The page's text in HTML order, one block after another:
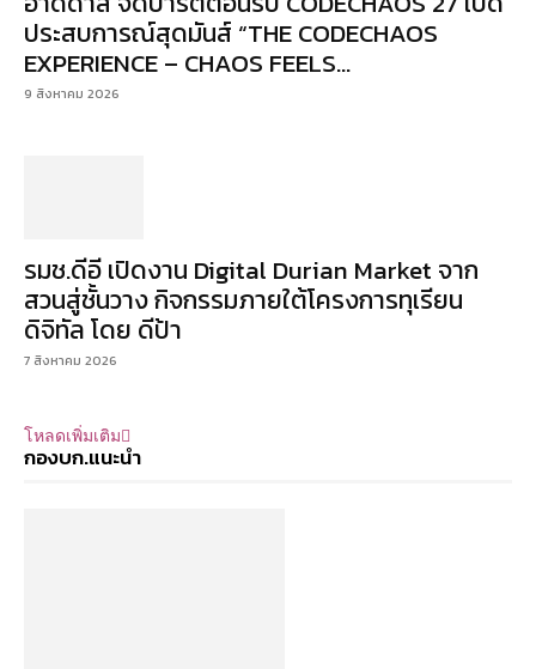
ประสบการณ์สุดมันส์ “THE CODECHAOS
EXPERIENCE – CHAOS FEELS...
9 สิงหาคม 2026
รมช.ดีอี เปิดงาน Digital Durian Market จาก
สวนสู่ชั้นวาง กิจกรรมภายใต้โครงการทุเรียน
ดิจิทัล โดย ดีป้า
7 สิงหาคม 2026
โหลดเพิ่มเติม
กองบก.แนะนำ